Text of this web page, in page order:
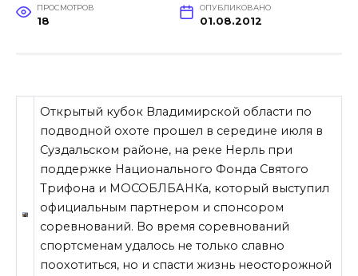
ПРОСМОТРОВ
18
ОПУБЛИКОВАНО
01.08.2012
Открытый кубок Владимирской области по
подводной охоте прошел в середине июля в
Суздальском районе, на реке Нерль при
поддержке Национального Фонда Святого
Трифона и МОСОБЛБАНКа, который выступил
официальным партнером и спонсором
соревнований. Во время соревнований
спортсменам удалось не только славно
поохотиться, но и спасти жизнь неосторожной